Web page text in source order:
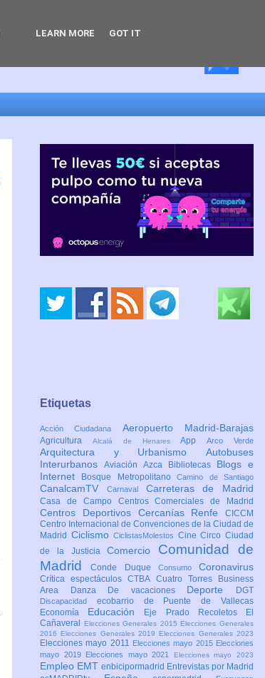
Etiquetas
Acción Ciudadana Aeropuerto Madrid-Barajas
Agricultura Alcalá de HenaresAppArco Verde
Arquitectura y Urbanismo Autobuses
Interurbanos Aviación Azca Bibliotecas Blogs e
Internet
Bosque MetropolitanoCamino de Santiago
CanalcamTV Carnaval Carreteras de Madrid
Casa de Campo Centros Comerciales de Madrid
Centros Deportivos Cercanías Renfe CICCM
Centro Internacional de Convenciones de la Ciudad de
Madrid CiclismoCiclistasMolestos CineCircoCiudad
de la JusticiaComercio Comunidad de
MadridConde Duque Consumo Coronavirus
Crítica espectáculosCTBA Cuatro Torres Business
Area
Danza De vacaciones Deporte DGT
Discapacidad ecobarrio de Puente de Vallecas
Economía Educación Eje Prado Recoletos
El
Cañaveral
Elecciones Generales 2015 Elecciones Generales
2016 Elecciones Generales 2019 Elecciones Generales 2023
Elecciones mayo 2011 Elecciones mayo 2015 Elecciones
mayo 2019
Elecciones mayo 2021 Elecciones mayo 2023
Empleo EMT enbicipormadrid Entrevistas por Madrid
LEARN MORE GOT IT